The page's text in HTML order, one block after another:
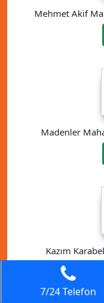
7/24 Telefon
Mehmet Akif
Madenler
Kazım